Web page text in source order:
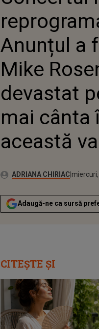
Anunțul a
Mike
devastat
mai cânta
această
Autor:ADRIANA CHIRIACPublicat:
Adaugă-ne ca sursă
CITEȘTE ȘI